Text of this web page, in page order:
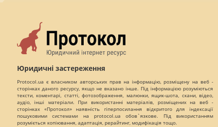
Юридичні застереження
Protocol.ua є власником авторських прав на інформацію, розміщену на веб -
сторінках даного ресурсу, якщо не вказано інше. Під інформацією розуміються
тексти, коментарі, статті, фотозображення, малюнки, ящик-шота, скани, відео,
аудіо, інші матеріали. При використанні матеріалів, розміщених на веб -
сторінках «Протокол» наявність гіперпосилання відкритого для індексації
пошуковими системами на protocol.ua обов`язкове. Під використанням
розуміється копіювання, адаптація, рерайтинг, модифікація тощо.